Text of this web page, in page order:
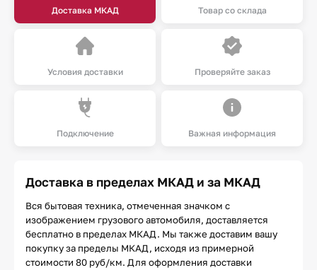
Доставка МКАД Товар со склада
Условия доставки Проверяйте заказ
Подключение Важная информация
Доставка в пределах МКАД и за МКАД
Вся бытовая техника, отмеченная значком с
изображением грузового автомобиля, доставляется
бесплатно в пределах МКАД. Мы также доставим вашу
покупку за пределы МКАД, исходя из примерной
стоимости 80 руб/км. Для оформления доставки